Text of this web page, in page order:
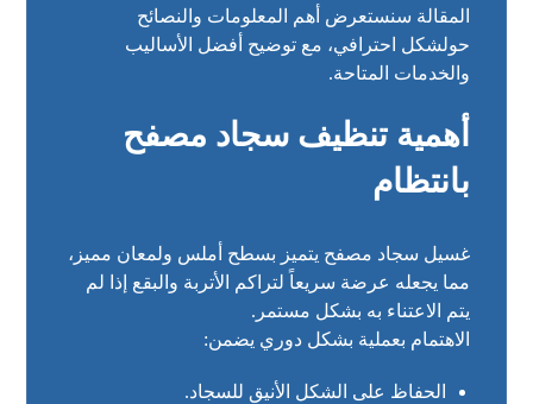
المقالة سنستعرض أهم المعلومات والنصائح
حولشكل احترافي، مع توضيح أفضل الأساليب
والخدمات المتاحة.
أهمية تنظيف سجاد مصفح
بانتظام
غسيل سجاد مصفح يتميز بسطح أملس ولمعان مميز،
مما يجعله عرضة سريعاً لتراكم الأتربة والبقع إذا لم
يتم الاعتناء به بشكل مستمر.
الاهتمام بعملية بشكل دوري يضمن:
الحفاظ على الشكل الأنيق للسجاد.